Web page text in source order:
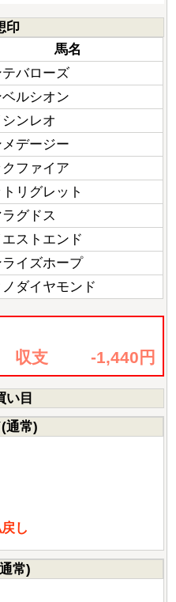
印
馬名
テバローズ
ルシオン
ンレオ
メデージー
クファイア
トリグレット
グドス
ストエンド
イズホープ
ダイヤモンド
収支 -1,440円
い目
通常)
し
常)